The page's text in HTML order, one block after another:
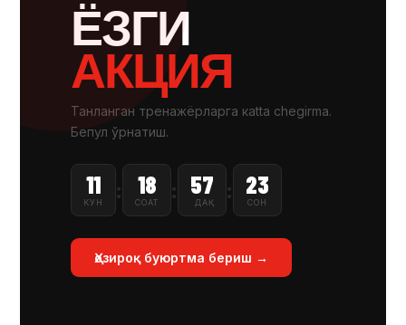
ЁЗГИ
АКЦИЯ
Танланган тренажёрларга кatta chegirma.
Бепул ўрнатиш.
11
КУН
: 18
СОАТ
: 57
ДАҚ
: 22
СОН
Ҳозироқ буюртма бериш →